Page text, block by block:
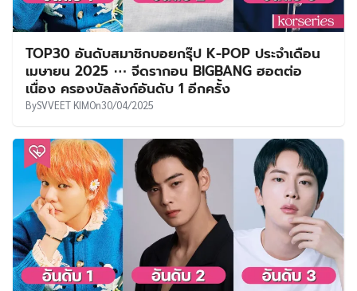
TOP30 อันดับสมาชิกบอยกรุ๊ป K-POP ประจำเดือน
เมษายน 2025 ⋯ จีดรากอน BIGBANG ฮอตต่อ
เนื่อง ครองบัลลังก์อันดับ 1 อีกครั้ง
BySVVEET KIMOn30/04/2025